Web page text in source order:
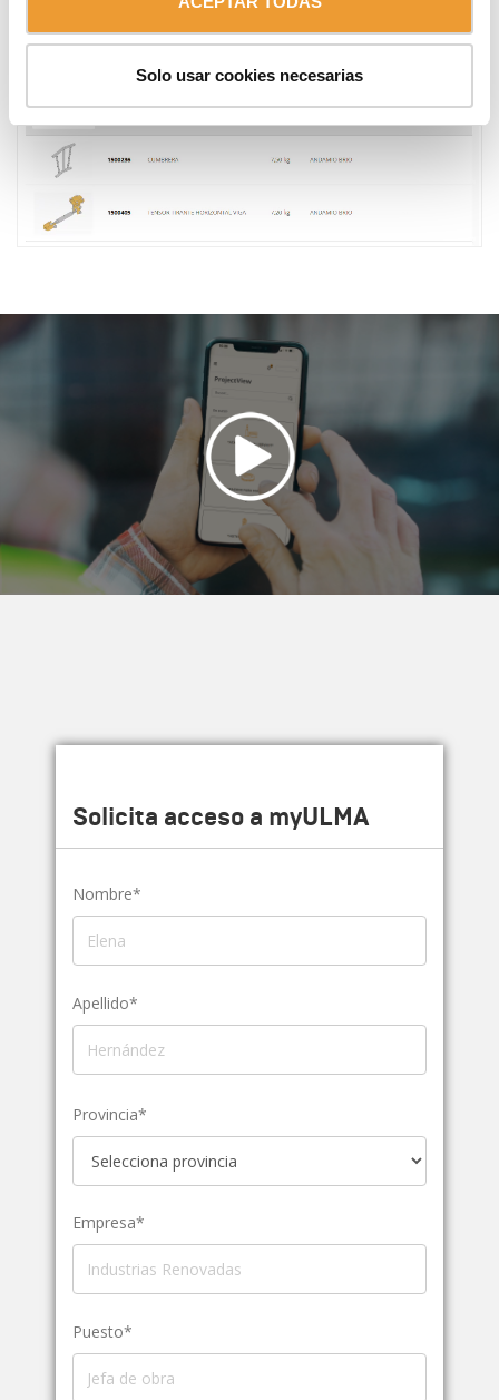
Solo usar cookies necesarias
Solicita acceso a myULMA
Nombre*
Apellido*
Provincia*
Empresa*
Puesto*